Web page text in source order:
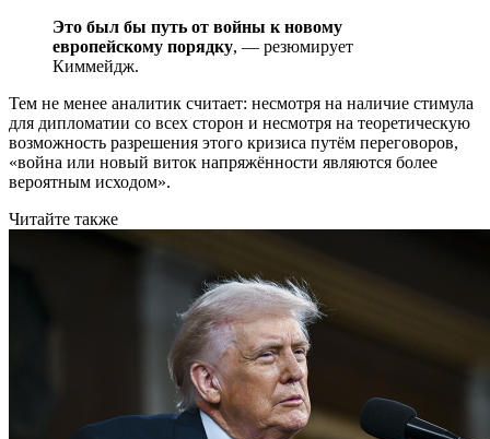
Это был бы путь от войны к новому
европейскому порядку, — резюмирует
Киммейдж.
Тем не менее аналитик считает: несмотря на наличие стимула
для дипломатии со всех сторон и несмотря на теоретическую
возможность разрешения этого кризиса путём переговоров,
«война или новый виток напряжённости являются более
вероятным исходом».
Читайте также